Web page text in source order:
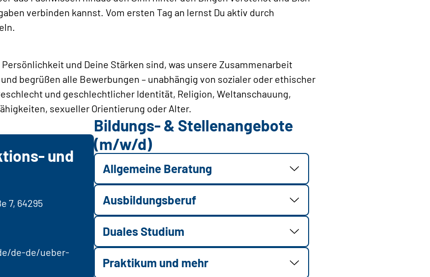
verbinden kannst. Vom ersten Tag an lernst Du aktiv durch
Persönlichkeit und Deine Stärken sind, was unsere Zusammenarbeit
begrüßen alle Bewerbungen – unabhängig von sozialer oder ethischer
und geschlechtlicher Identität, Religion, Weltanschauung,
sexueller Orientierung oder Alter.
und
7, 64295
de-de/ueber-
Bildungs- & Stellenangebote
(m/w/d)
Allgemeine Beratung
Ausbildungsberuf
Duales Studium
Praktikum und mehr